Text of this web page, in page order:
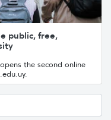
public, free,
the second online